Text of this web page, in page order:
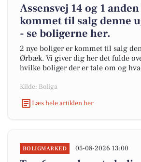
Assensvej 14 og 1
kommet til salg denne
- se boligerne her.
2 nye boliger er kommet til salg
Ørbæk. Vi giver dig her det fulde
hvilke boliger der er tale om og
Kilde: Boliga
Læs hele artiklen her
BOLIGMARKED 05-08-2026 13:00